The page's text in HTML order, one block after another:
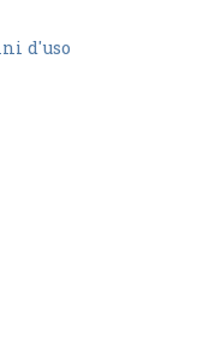
d'uso